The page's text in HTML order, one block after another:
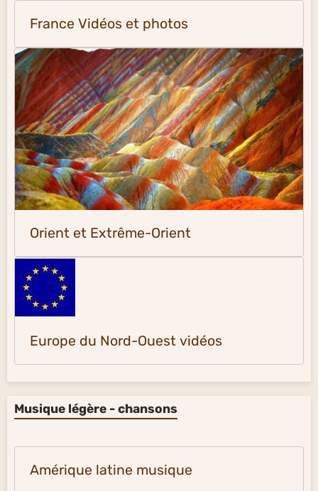
France Vidéos et photos
Orient et Extrême-Orient
Europe du Nord-Ouest vidéos
Musique légère - chansons
Amérique latine musique